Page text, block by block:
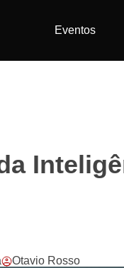
Eventos
Otavio Rosso